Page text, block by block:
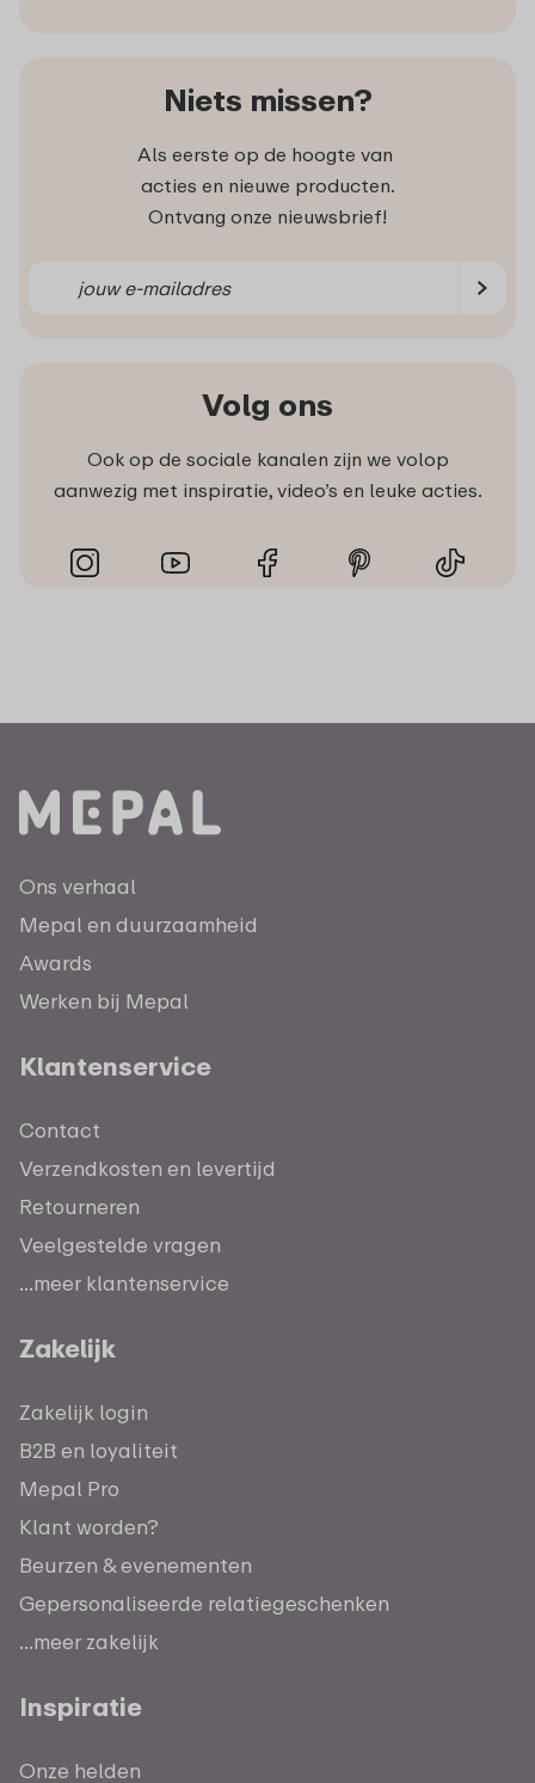
Niets missen?
Als eerste op de hoogte van
acties en nieuwe producten.
Ontvang onze nieuwsbrief!
Volg ons
Ook op de sociale kanalen zijn we volop
aanwezig met inspiratie, video’s en leuke acties.
Ons verhaal
Mepal en duurzaamheid
Awards
Werken bij Mepal
Klantenservice
Contact
Verzendkosten en levertijd
Retourneren
Veelgestelde vragen
...meer klantenservice
Zakelijk
Zakelijk login
B2B en loyaliteit
Mepal Pro
Klant worden?
Beurzen & evenementen
Gepersonaliseerde relatiegeschenken
...meer zakelijk
Inspiratie
Onze helden